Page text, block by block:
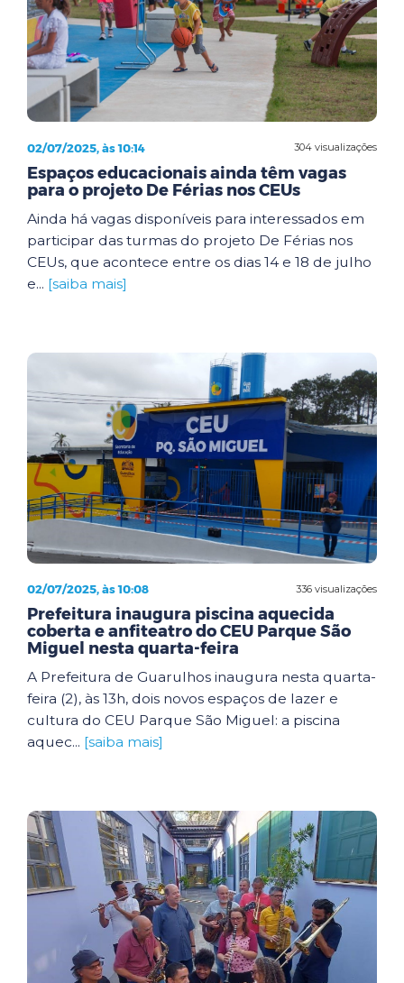
304 visualizações
02/07/2025, às 10:14
Espaços educacionais ainda têm vagas
para o projeto De Férias nos CEUs
Ainda há vagas disponíveis para interessados em
participar das turmas do projeto De Férias nos
CEUs, que acontece entre os dias 14 e 18 de julho
e... [saiba mais]
336 visualizações
02/07/2025, às 10:08
Prefeitura inaugura piscina aquecida
coberta e anfiteatro do CEU Parque São
Miguel nesta quarta-feira
A Prefeitura de Guarulhos inaugura nesta quarta-
feira (2), às 13h, dois novos espaços de lazer e
cultura do CEU Parque São Miguel: a piscina
aquec... [saiba mais]